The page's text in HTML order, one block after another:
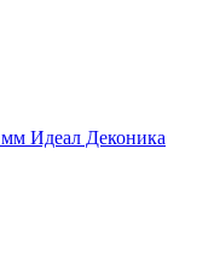
Идеал Деконика